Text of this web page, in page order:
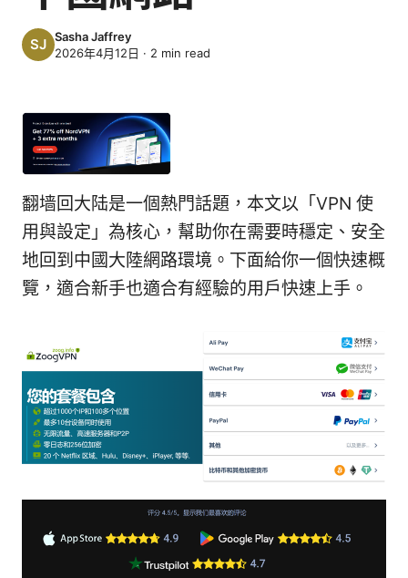
Sasha Jaffrey
2026年4月12日 · 2 min read
翻墙回大陆是一個熱門話題，本文以「VPN 使
用與設定」為核心，幫助你在需要時穩定、安全
地回到中國大陸網路環境。下面給你一個快速概
覽，適合新手也適合有經驗的用戶快速上手。